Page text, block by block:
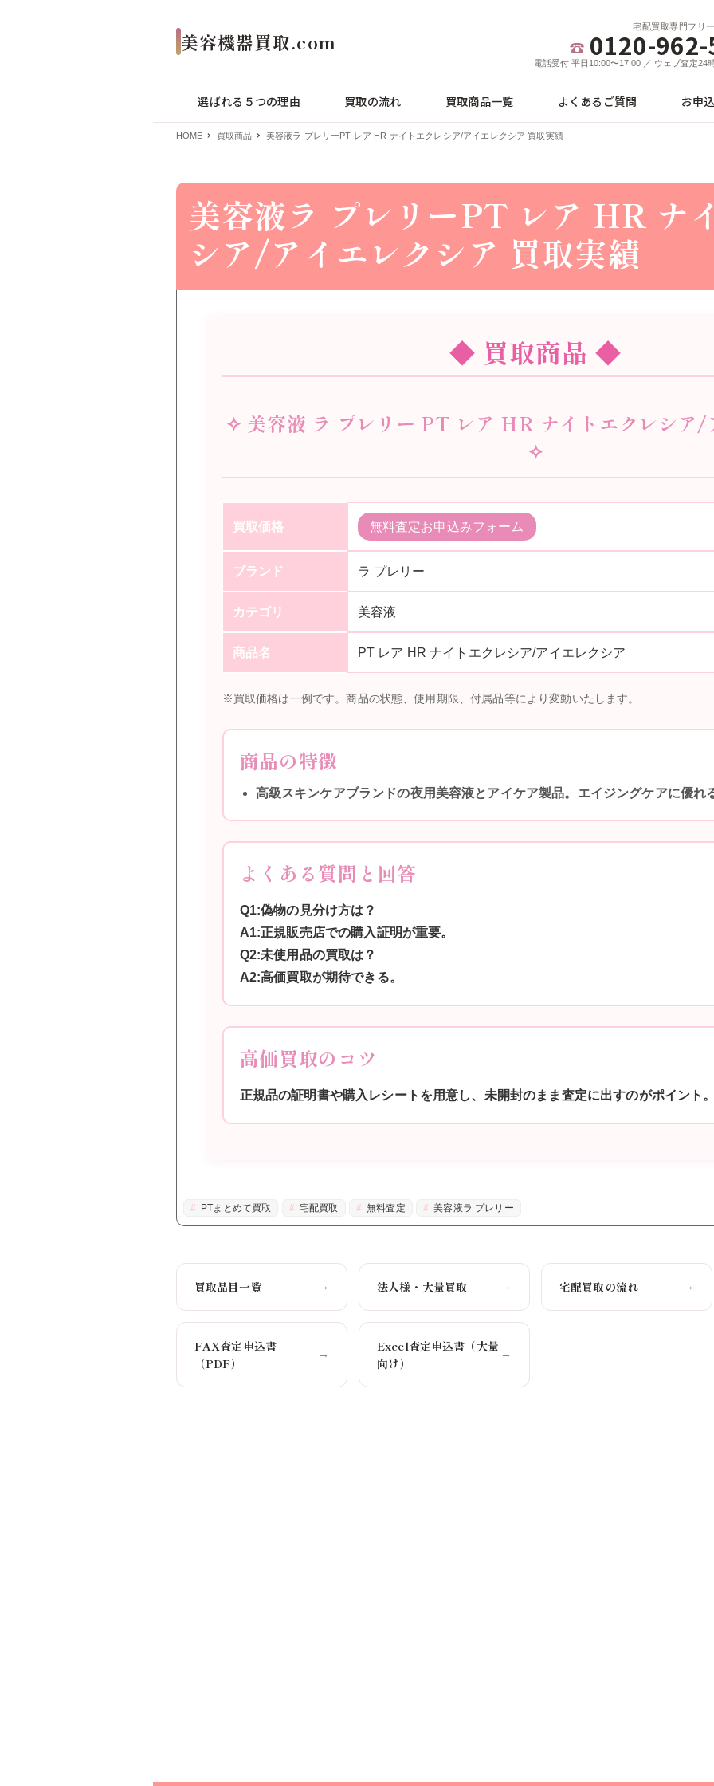
宅配買取専門フリ
0120-
電話受付 平日10:00〜17:00 ／ ウェブ査定24
選ばれる５つの理由 買取の流れ 買取商品一覧 よくあるご質問 お申
HOME 買取商品 美容液ラ プレリーPT レア HR ナイトエクレシア/アイエレクシア 買取実績
美容液ラ プレリーPT レア HR ナ
シア/アイエレクシア 買取実績
◆ 買取商品 ◆
✧ 美容液 ラ プレリー PT レア HR ナイトエクレシア/
✧
買取価格 無料査定お申込みフォーム
ブランド ラ プレリー
カテゴリ 美容液
商品名 PT レア HR ナイトエクレシア/アイエレクシア
※買取価格は一例です。商品の状態、使用期限、付属品等により変動いたします。
商品の特徴
高級スキンケアブランドの夜用美容液とアイケア製品。エイジングケアに優れ
よくある質問と回答
Q1:偽物の見分け方は？
A1:正規販売店での購入証明が重要。
Q2:未使用品の買取は？
A2:高価買取が期待できる。
高価買取のコツ
正規品の証明書や購入レシートを用意し、未開封のまま査定に出すのがポイント
PTまとめて買取 宅配買取 無料査定 美容液ラ プレリー
買取品目一覧 → 法人様・大量買取 → 宅配買取の流れ →
FAX査定申込書
（PDF）
→
Excel査定申込書（大量
向け）
→